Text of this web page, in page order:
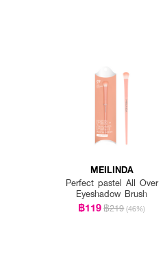
MEILINDA
Perfect pastel All Over
Eyeshadow Brush
฿119฿219 (46%)